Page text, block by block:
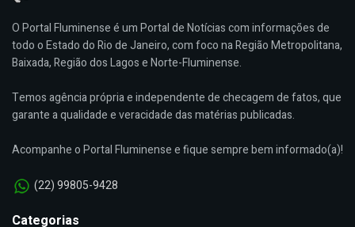
O Portal Fluminense é um Portal de Notícias com informações de
todo o Estado do Rio de Janeiro, com foco na Região Metropolitana,
Baixada, Região dos Lagos e Norte-Fluminense.
Temos agência própria e independente de checagem de fatos, que
garante a qualidade e veracidade das matérias publicadas.
Acompanhe o Portal Fluminense e fique sempre bem informado(a)!
(22) 99805-9428
Categorias